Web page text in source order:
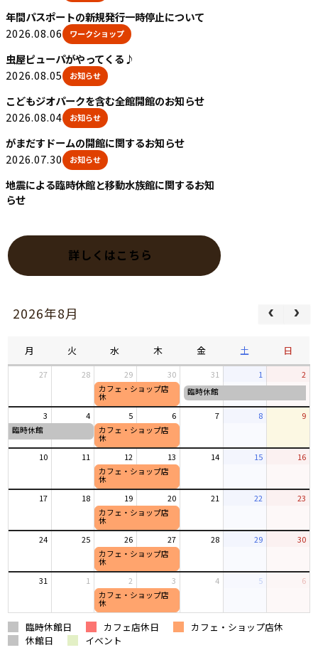
年間パスポートの新規発行一時停止について
2026.08.06
ワークショップ
虫屋ピューパがやってくる♪
2026.08.05
お知らせ
こどもジオパークを含む全館開館のお知らせ
2026.08.04
お知らせ
がまだすドームの開館に関するお知らせ
2026.07.30
お知らせ
地震による臨時休館と移動水族館に関するお知
らせ
詳しくはこちら
2026年8月
月 火 水 木 金 土 日
27 28 29 30 31 1 2
水
曜
7
月
29th
2026
カフェ・ショップ店
休
金
曜
臨時休館
3 4 5 6 7 8 9
金
曜
31st
臨時休館
水
曜
8
月
5th
2026
カフェ・ショップ店
休
10
11 12 13 14 15 16
水
曜
8
月
12th
2026
カフェ・ショップ店
休
17
18 19 20 21 22 23
水
曜
8
月
19th
2026
カフェ・ショップ店
休
24
25 26 27 28 29 30
水
曜
8
月
26th
2026
カフェ・ショップ店
休
31
1 2 3 4 5 6
水
曜
日,
9
月
カフェ・ショップ店
休
臨時休館日 カフェ店休日
カフェ・ショップ店休
休館日
イベント